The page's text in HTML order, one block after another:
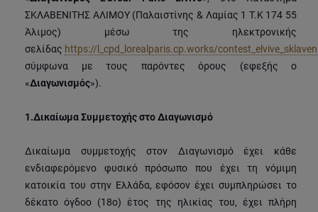
ΣΚΛΑΒΕΝΙΤΗΣ ΑΛΙΜΟΥ (Παλαιστίνης & Λαμίας 1 Τ.Κ 174 55
Άλιμος) μέσω της ηλεκτρονικής
σελίδας https://l_cpd_lorealparis.cp.works/
σύμφωνα με τους παρόντες όρους (εφεξής ο
«Διαγωνισμός»).
1.Δικαίωμα Συμμετοχής στο Διαγωνισμό
Δικαίωμα συμμετοχής στον Διαγωνισμό έχει κάθε
ενδιαφερόμενο φυσικό πρόσωπο που έχει τη νόμιμη
κατοικία του στην Ελλάδα, εφόσον έχει συμπληρώσει το
δέκατο όγδοο (18ο) έτος της ηλικίας του, έχει πλήρη